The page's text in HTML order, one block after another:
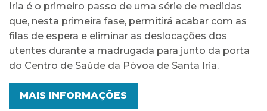
Iria é o primeiro passo de uma série de medidas
que, nesta primeira fase, permitirá acabar com as
filas de espera e eliminar as deslocações dos
utentes durante a madrugada para junto da porta
do Centro de Saúde da Póvoa de Santa Iria.
MAIS INFORMAÇÕES